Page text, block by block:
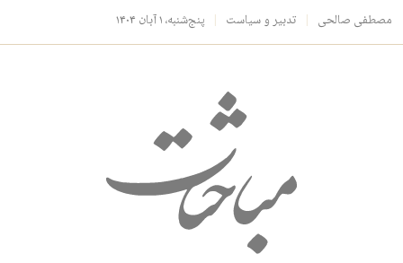
مصطفی صالحی تدبیر و سیاست پنج‌شنبه، ۱ آبان ۱۴۰۴